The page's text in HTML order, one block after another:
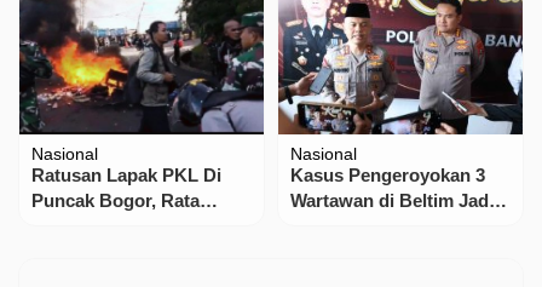
Nasional
Ratusan Lapak PKL Di
Puncak Bogor, Rata
Nasional
Kasus Pengeroyokan 3
Wartawan di Beltim Jadi